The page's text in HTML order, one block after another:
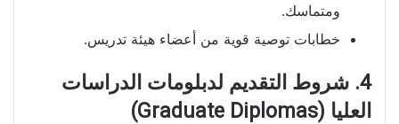
ومتماسك.
خطابات توصية قوية من أعضاء هيئة تدريس.
4. شروط التقديم لدبلومات الدراسات
العليا (Graduate Diplomas)